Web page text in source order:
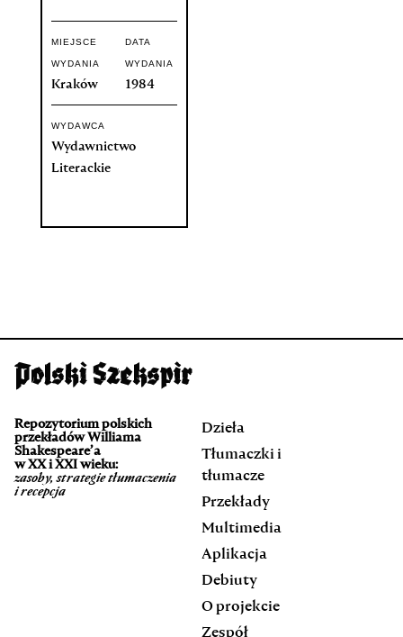
MIEJSCE
WYDANIA
Kraków
DATA
WYDANIA
1984
WYDAWCA
Wydawnictwo
Literackie
Repozytorium polskich
przekładów Williama
Shakespeare’a
w XX i XXI wieku:
zasoby, strategie tłumaczenia
i recepcja
Dzieła
Tłumaczki i
tłumacze
Przekłady
Multimedia
Aplikacja
Debiuty
O projekcie
Zespół